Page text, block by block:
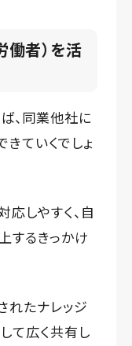
働者）を活
、同業他社に
ていくでしょ
しやすく、自
するきっかけ
れたナレッジ
て広く共有し